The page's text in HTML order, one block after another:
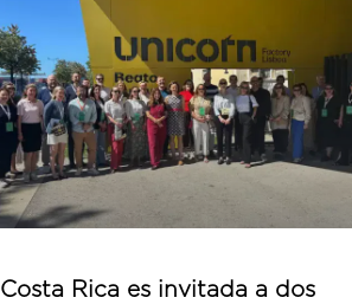
Costa Rica es invitada a dos